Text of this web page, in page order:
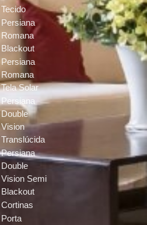
Tecido
Persiana
Romana
Blackout
Persiana
Romana
Tela Solar
Persiana
Double
Vision
Translúcida
Persiana
Double
Vision Semi
Blackout
Cortinas
Porta